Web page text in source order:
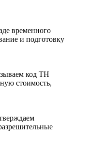
временного
и подготовку
код ТН
стоимость,